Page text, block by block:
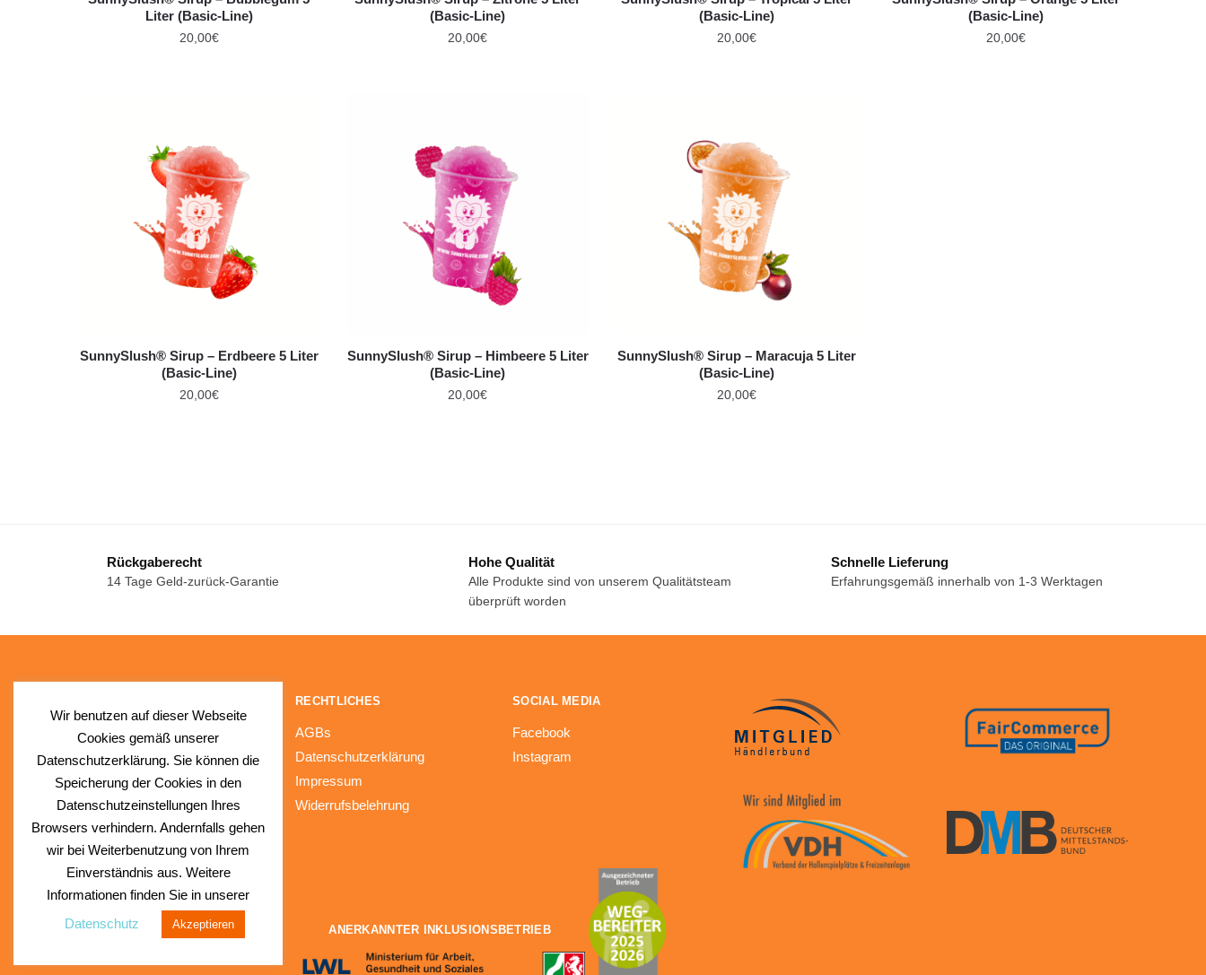
Liter (Basic-Line)
20,00€
(Basic-Line)
20,00€
(Basic-Line)
20,00€
(Basic-Line)
20,00€
SunnySlush® Sirup – Erdbeere 5 Liter
(Basic-Line)
20,00€
SunnySlush® Sirup – Himbeere 5 Liter
(Basic-Line)
20,00€
SunnySlush® Sirup – Maracuja 5 Liter
(Basic-Line)
20,00€
Rückgaberecht
14 Tage Geld-zurück-Garantie
Hohe Qualität
Alle Produkte sind von unserem Qualitätsteam
überprüft worden
Schnelle Lieferung
Erfahrungsgemäß innerhalb von 1-3 Werktagen
Fragen & Antworten (FAQs)
Kontakt
RECHTLICHES
AGBs
Datenschutzerklärung
Impressum
Widerrufsbelehrung
SOCIAL MEDIA
Facebook
Instagram
© SunnySlush®
ANERKANNTER INKLUSIONSBETRIEB
Wir benutzen auf dieser Webseite
Cookies gemäß unserer
Datenschutzerklärung. Sie können die
Speicherung der Cookies in den
Datenschutzeinstellungen Ihres
Browsers verhindern. Andernfalls gehen
wir bei Weiterbenutzung von Ihrem
Einverständnis aus. Weitere
Informationen finden Sie in unserer
Datenschutz
Akzeptieren